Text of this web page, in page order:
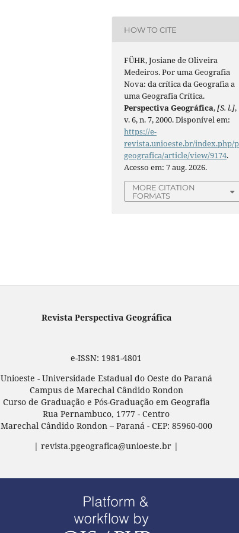
HOW TO CITE
FÜHR, Josiane de Oliveira
Medeiros. Por uma Geografia
Nova: da crítica da Geografia a
uma Geografia Crítica.
Perspectiva Geográfica,[S. l.],
v. 6, n. 7, 2000. Disponível em:
https://e-
revista.unioeste.br/index.php/p
geografica/article/view/9174.
Acesso em: 7 aug. 2026.
MORE CITATION
FORMATS
Revista Perspectiva Geográfica
e-ISSN: 1981-4801
Unioeste - Universidade Estadual do Oeste do Paraná
Campus de Marechal Cândido Rondon
Curso de Graduação e Pós-Graduação em Geografia
Rua Pernambuco, 1777 - Centro
Marechal Cândido Rondon – Paraná - CEP: 85960-000
| revista.pgeografica@unioeste.br |